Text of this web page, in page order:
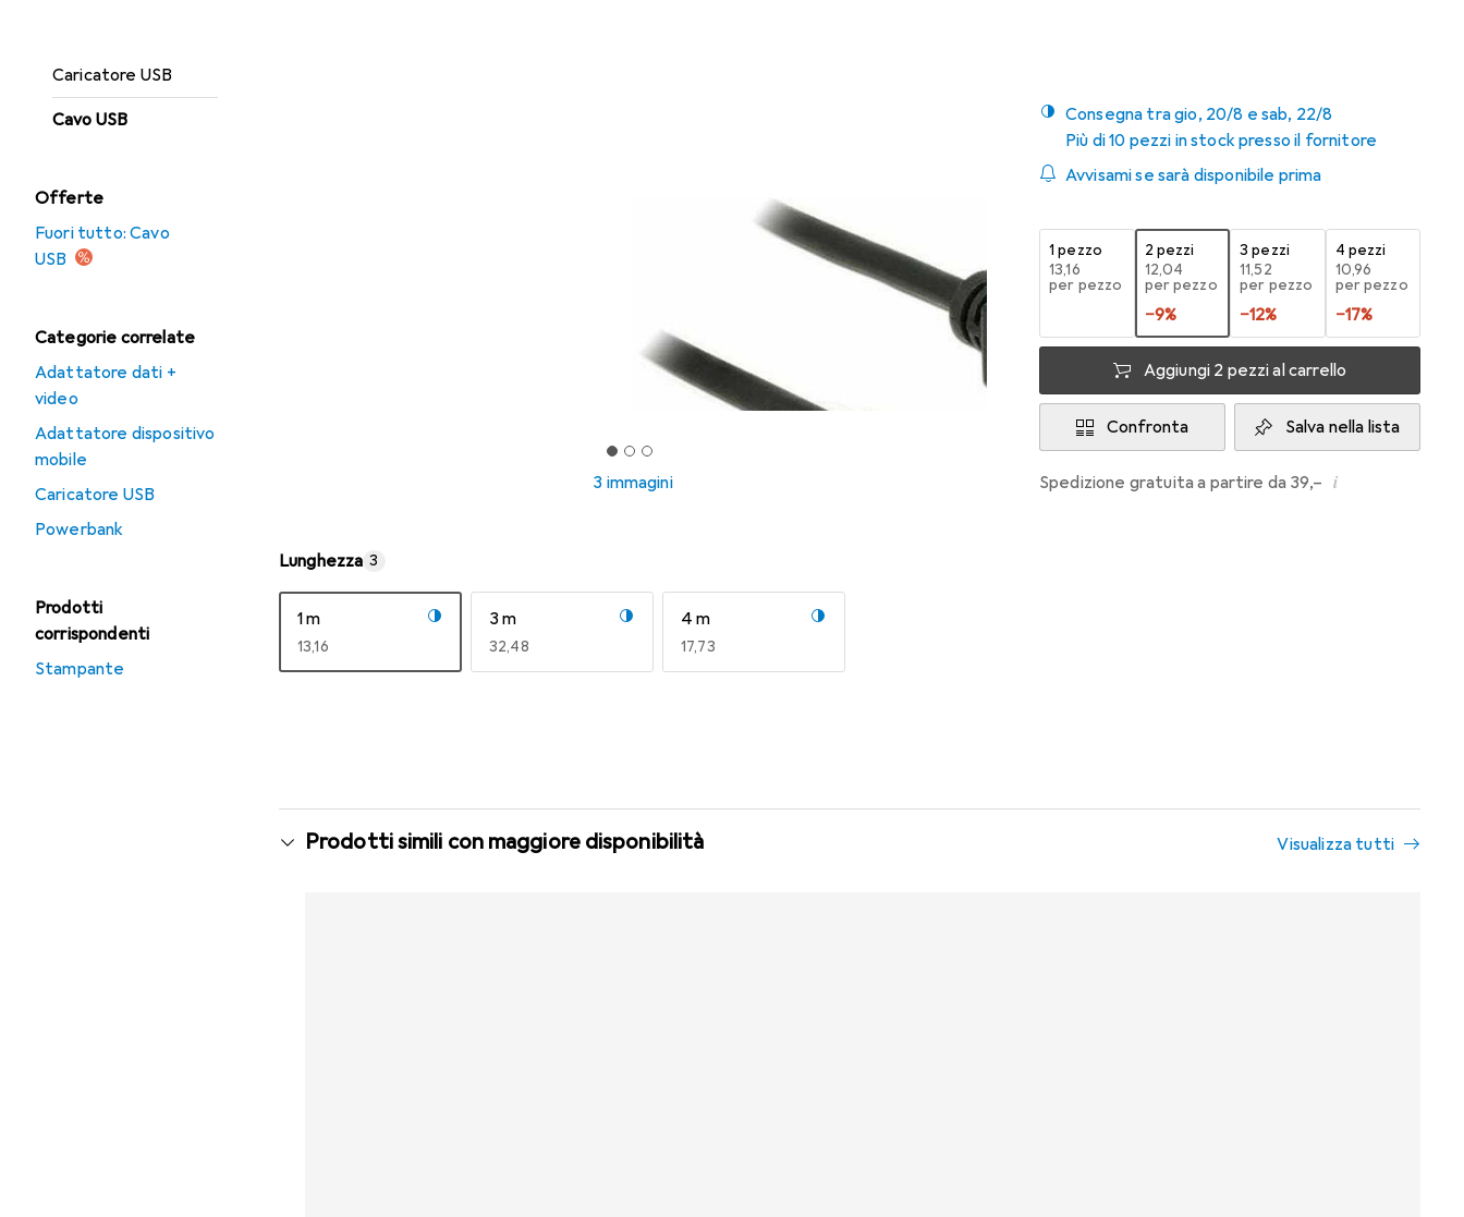
Caricatore USB
Cavo USB
Offerte
Fuori tutto: Cavo
USB
Categorie correlate
Adattatore dati +
video
Adattatore dispositivo
mobile
Caricatore USB
Powerbank
Prodotti
corrispondenti
Stampante
3 immagini
Consegna tra gio, 20/8 e sab, 22/8
Più di 10 pezzi in stock presso il fornitore
Avvisami se sarà disponibile prima
1 pezzo
EUR
13,16
per pezzo
2 pezzi
EUR
12,04
per pezzo
−9%
3 pezzi
EUR
11,52
per pezzo
−12%
4 pezzi
EUR
10,96
per pezzo
−17%
Aggiungi 2 pezzi al carrello
Confronta Salva nella lista
Spedizione gratuita a partire da 39,– i
Lunghezza 3
1 m
EUR
13,16
3 m
EUR
32,48
4 m
EUR
17,73
Prodotti simili con maggiore disponibilità Visualizza tutti